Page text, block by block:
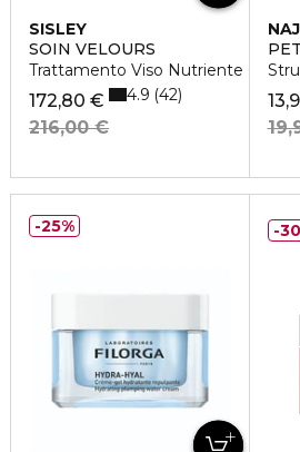
SISLEY
SOIN VELOURS
Trattamento Viso Nutriente
172,80 €
216,00 €
4.9 42
25%